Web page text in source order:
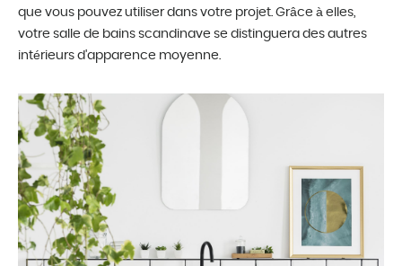
que vous pouvez utiliser dans votre projet. Grâce à elles,
votre salle de bains scandinave se distinguera des autres
intérieurs d'apparence moyenne.